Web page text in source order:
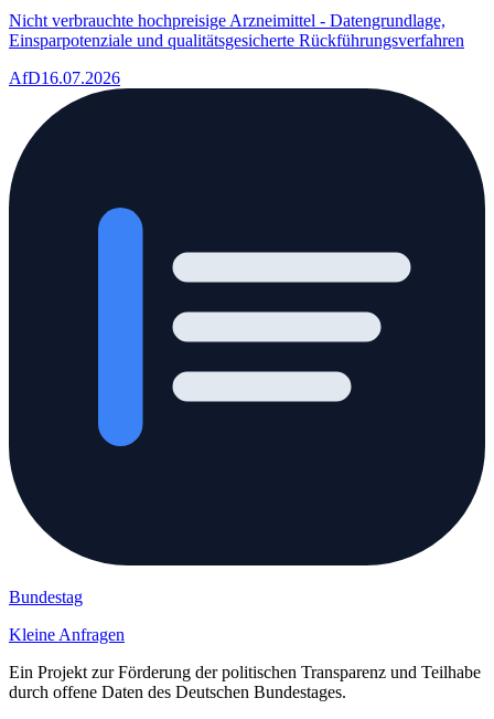
Nicht verbrauchte hochpreisige Arzneimittel - Datengrundlage,
Einsparpotenziale und qualitätsgesicherte Rückführungsverfahren
AfD16.07.2026
Bundestag
Kleine Anfragen
Ein Projekt zur Förderung der politischen Transparenz und Teilhabe
durch offene Daten des Deutschen Bundestages.